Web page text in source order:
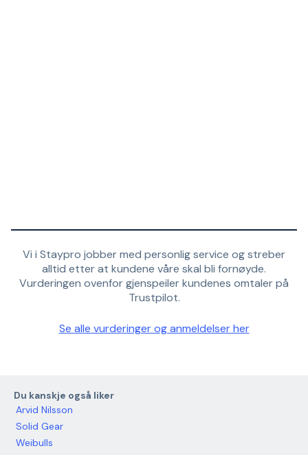
Vi i Staypro jobber med personlig service og streber
alltid etter at kundene våre skal bli fornøyde.
Vurderingen ovenfor gjenspeiler kundenes omtaler på
Trustpilot.
Se alle vurderinger og anmeldelser her
Du kanskje også liker
Arvid Nilsson
Solid Gear
Weibulls